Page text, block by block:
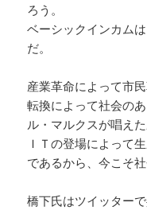
ろう。
ベーシックインカム
だ。
産業革命によって市
転換によって社会の
ル・マルクスが唱えた
ＩＴの登場によって
であるから、今こそ
橋下氏はツイッター